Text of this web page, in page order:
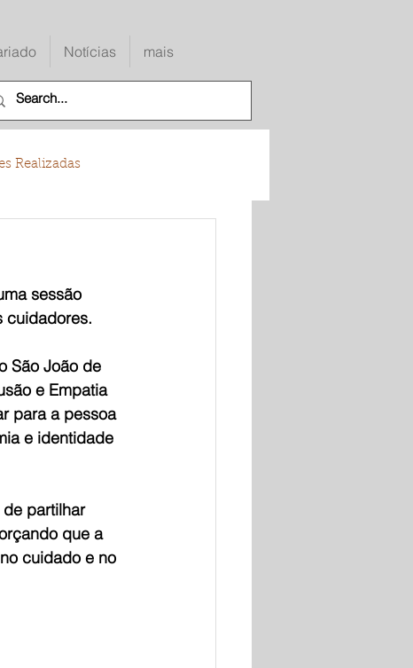
Notícias mais
Realizadas
sessão
cuidadores.
São João de
e Empatia
para a pessoa
e identidade
partilhar
que a
cuidado e no